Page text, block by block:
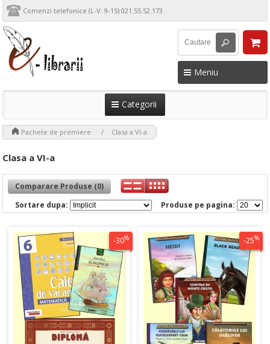
Comenzi telefonice (L-V: 9-15) 021.55.52.173
Meniu
Categorii
Pachete de premiere Clasa a VI-a
Clasa a VI-a
Comparare Produse (0)
Produse pe pagina:
Sortare dupa:
-30% -25%